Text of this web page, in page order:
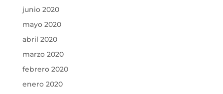
junio 2020
mayo 2020
abril 2020
marzo 2020
febrero 2020
enero 2020